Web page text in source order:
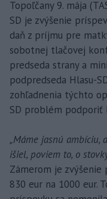
Topoľčany 9. mája
SD je zvýšenie
daň z príjmu pre
sobotnej tlačovej
predseda strany a
podpredseda Hlasu-
zohľadnenia týchto
SD problém podporiť
„Máme jasnú
išiel, poviem to, o
Zámerom je zvýšenie
830 eur na 1000 eur.